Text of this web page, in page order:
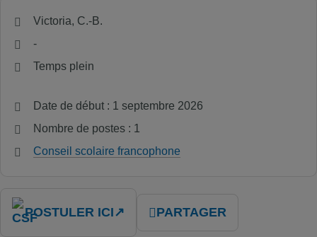
Victoria, C.-B.
-
Temps plein
Date de début : 1 septembre 2026
Nombre de postes : 1
Conseil scolaire francophone
POSTULER ICI↗ PARTAGER